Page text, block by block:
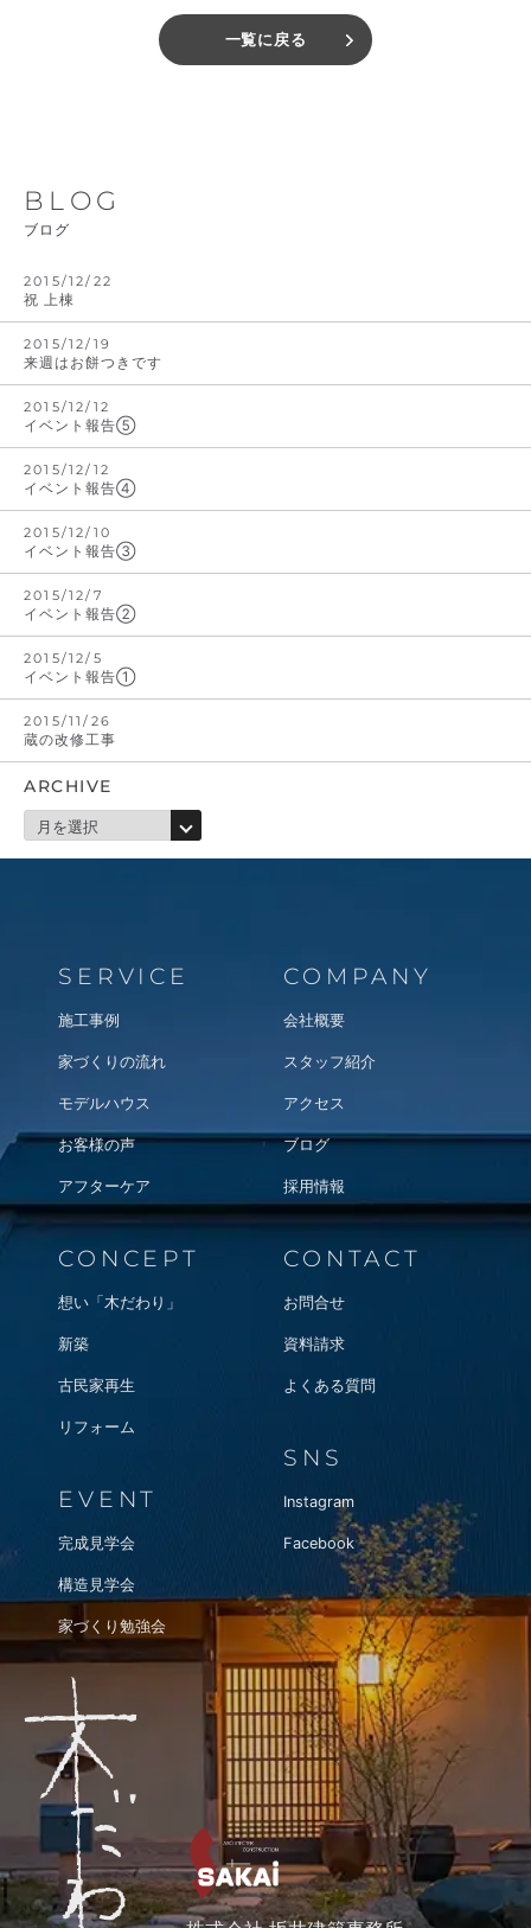
BLOG
ブログ
2015/12/22
祝 上棟
2015/12/19
来週はお餅つきです
2015/12/12
イベント報告⑤
2015/12/12
イベント報告④
2015/12/10
イベント報告③
2015/12/7
イベント報告②
2015/12/5
イベント報告①
2015/11/26
蔵の改修工事
ARCHIVE
一覧に戻る
SERVICE
施工事例
家づくりの流れ
モデルハウス
お客様の声
アフターケア
CONCEPT
想い「木だわり」
新築
古民家再生
リフォーム
EVENT
完成見学会
構造見学会
家づくり勉強会
COMPANY
会社概要
スタッフ紹介
アクセス
ブログ
採用情報
CONTACT
お問合せ
資料請求
よくある質問
SNS
Instagram
Facebook